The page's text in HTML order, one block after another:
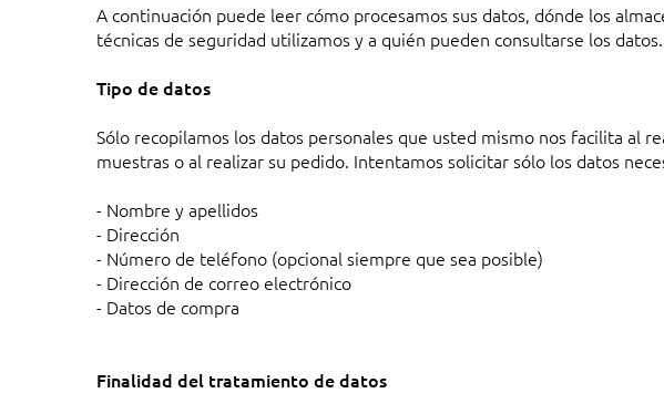
A continuación puede leer cómo procesamos sus datos, dónde los
técnicas de seguridad utilizamos y a quién pueden consultarse los datos.
Tipo de datos
Sólo recopilamos los datos personales que usted mismo nos facilita al
muestras o al realizar su pedido. Intentamos solicitar sólo los datos
- Nombre y apellidos
- Dirección
- Número de teléfono (opcional siempre que sea posible)
- Dirección de correo electrónico
- Datos de compra
Finalidad del tratamiento de datos